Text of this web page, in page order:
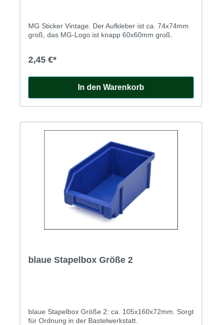
MG Sticker Vintage. Der Aufkleber ist ca. 74x74mm
groß, das MG-Logo ist knapp 60x60mm groß.
2,45 €*
In den Warenkorb
blaue Stapelbox Größe 2
blaue Stapelbox Größe 2: ca. 105x160x72mm. Sorgt
für Ordnung in der Bastelwerkstatt.